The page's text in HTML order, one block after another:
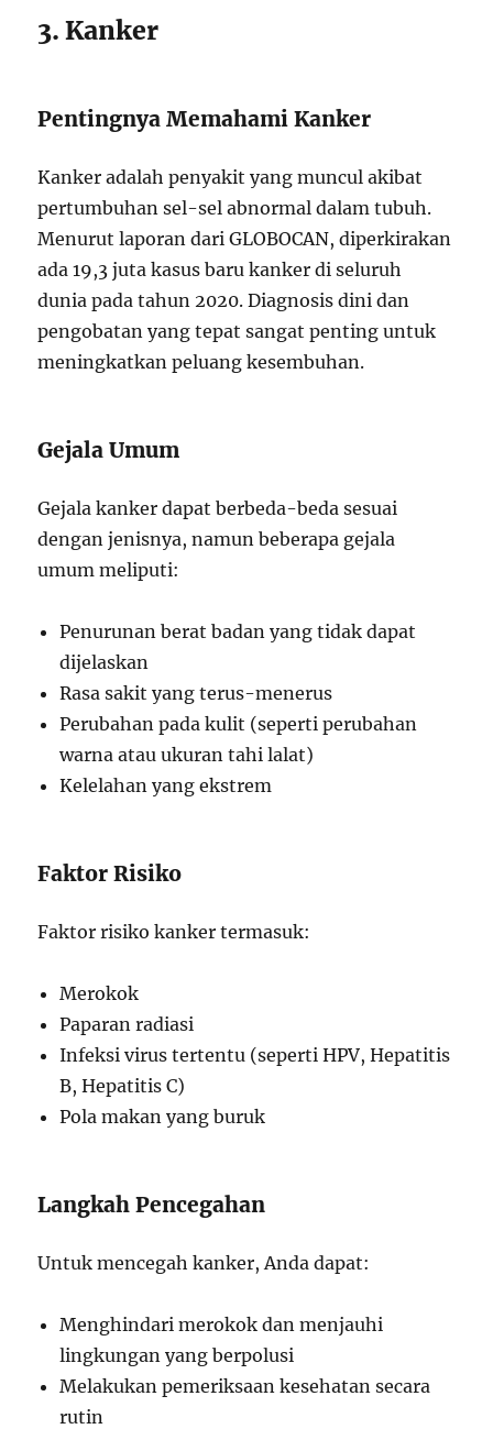
3. Kanker
Pentingnya Memahami Kanker
Kanker adalah penyakit yang muncul akibat
pertumbuhan sel-sel abnormal dalam tubuh.
Menurut laporan dari GLOBOCAN, diperkirakan
ada 19,3 juta kasus baru kanker di seluruh
dunia pada tahun 2020. Diagnosis dini dan
pengobatan yang tepat sangat penting untuk
meningkatkan peluang kesembuhan.
Gejala Umum
Gejala kanker dapat berbeda-beda sesuai
dengan jenisnya, namun beberapa gejala
umum meliputi:
Penurunan berat badan yang tidak dapat
dijelaskan
Rasa sakit yang terus-menerus
Perubahan pada kulit (seperti perubahan
warna atau ukuran tahi lalat)
Kelelahan yang ekstrem
Faktor Risiko
Faktor risiko kanker termasuk:
Merokok
Paparan radiasi
Infeksi virus tertentu (seperti HPV, Hepatitis
B, Hepatitis C)
Pola makan yang buruk
Langkah Pencegahan
Untuk mencegah kanker, Anda dapat:
Menghindari merokok dan menjauhi
lingkungan yang berpolusi
Melakukan pemeriksaan kesehatan secara
rutin